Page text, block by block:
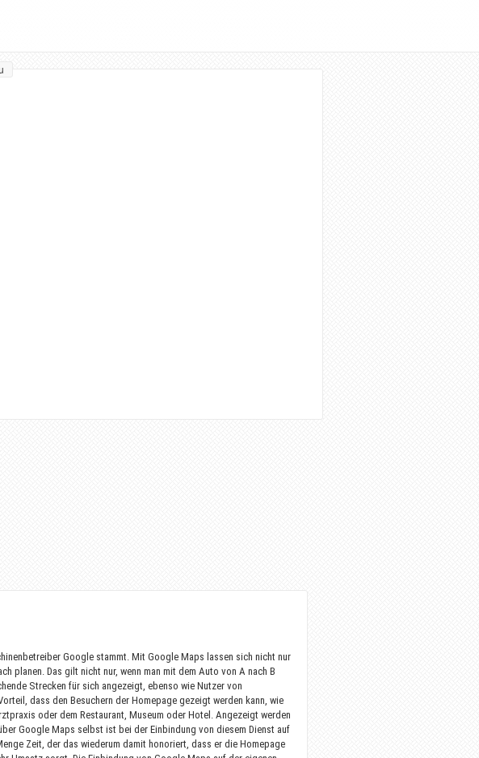
Google stammt. Mit Google Maps lassen sich nicht nur
planen. Das gilt nicht nur, wenn man mit dem Auto von A nach B
Strecken für sich angezeigt, ebenso wie Nutzer von
dass den Besuchern der Homepage gezeigt werden kann, wie
oder dem Restaurant, Museum oder Hotel. Angezeigt werden
Google Maps selbst ist bei der Einbindung von diesem Dienst auf
Zeit, der das wiederum damit honoriert, dass er die Homepage